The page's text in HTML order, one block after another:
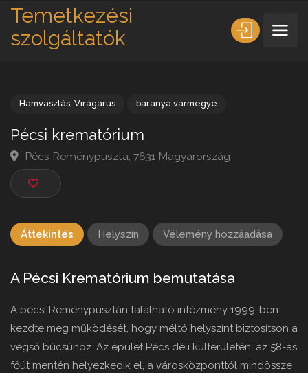
Temetkezési
szolgáltatók
Pécsi krematórium
Pécs Reménypuszta, 7631 Magyarország
Áttekintés Helyszín Vélemény hozzáadása
A Pécsi Krematórium bemutatása
A pécsi Reménypusztán található intézmény 1999-ben
kezdte meg működését, hogy méltó helyszínt biztosítson a
végső búcsúhoz. Az épület Pécs déli külterületén, az 58-as
főút mentén helyezkedik el, a városközponttól mindössze